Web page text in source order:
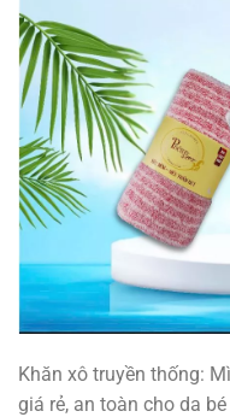
Khăn xô truyền thống:
giá rẻ, an toàn cho da